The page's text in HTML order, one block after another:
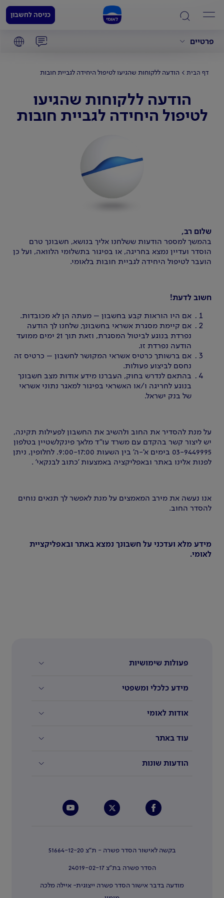
פרטיים
כניסה לחשבון
דף הבית הודעה ללקוחות שהגיעו לטיפול היחידה לגביית חובות
הודעה ללקוחות שהגיעו
לטיפול היחידה לגביית חובות
שלום רב,
בהמשך למספר הודעות ששלחנו אליך בנושא, חשבונך טרם
הוסדר ועדיין נמצא בחריגה, או בפיגור בתשלומי הלוואה, ועל כן
הועבר לטיפול היחידה לגביית חובות בלאומי.
חשוב לדעת!
אם היו הוראות קבע בחשבון – מעתה הן לא מכובדות.
אם קיימת מסגרת אשראי בחשבונך, שלחנו לך הודעה
נפרדת בנוגע לביטול המסגרת, וזאת תוך 21 ימים ממועד
הודעה נפרדת זו.
אם ברשותך כרטיס אשראי המקושר לחשבון – כרטיס זה
נחסם לביצוע פעולות.
בהתאם לנדרש בחוק, העברנו מידע אודות מצב חשבונך
בנוגע לחריגה ו/או האשראי בפיגור למאגר נתוני אשראי
של בנק ישראל.
על מנת להסדיר את החוב ולהשיב את החשבון לפעילות תקינה,
יש ליצור קשר בהקדם עם משרד עו"ד מלאך פינקלשטיין בטלפון
03-9449995 בימים א'-ה' בין השעות 9:00-17:00. לחלופין, ניתן
לפנות אלינו באתר ובאפליקציה באמצעות 'כתוב לבנקאי' .
אנו נעשה את מירב המאמצים על מנת לאפשר לך תנאים נוחים
להסדר החוב.
מידע מלא ועדכני על חשבונך נמצא באתר ובאפליקציית
לאומי.
פעולות שימושיות
מידע כלכלי ומשפטי
אודות לאומי
עוד באתר
הודעות שונות
בקשה לאישור הסדר פשרה - ת"צ 51664-12-20
הסדר פשרה בת"צ 24019-02-17
מודעה בדבר אישור הסדר פשרה ייצוגית- איילה מלכה